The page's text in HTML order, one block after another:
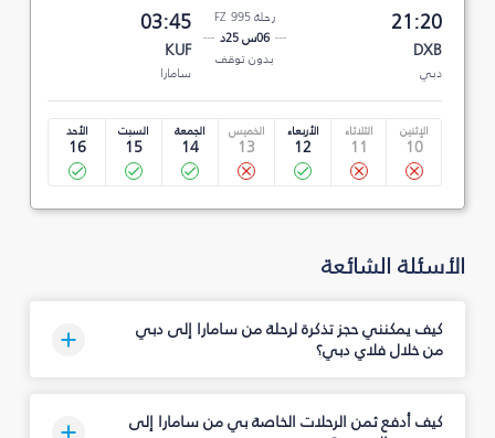
21:20
DXB
دبي
رحلة FZ 995
06س 25د
بدون توقف
03:45
KUF
سامارا
الإثنين
10
الثلاثاء
11
الأربعاء
12
الخميس
13
الجمعة
14
السبت
15
الأحد
16
الأسئلة الشائعة
كيف يمكنني حجز تذكرة لرحلة من سامارا إلى دبي
من خلال فلاي دبي؟
كيف أدفع ثمن الرحلات الخاصة بي من سامارا إلى